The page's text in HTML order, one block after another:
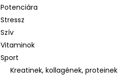
Potenciára
Stressz
Szív
Vitaminok
Sport
Kreatinek, kollagének, proteinek